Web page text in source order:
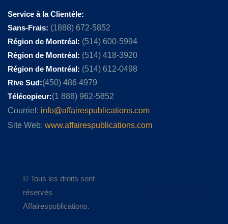
Service à la Clientèle:
Sans-Frais: (1888) 672-5852
Région de Montréal: (514) 600-5994
Région de Montréal: (514) 418-3920
Région de Montréal: (514) 612-0498
Rive Sud:(450) 486 4979
Télécopieur:(1 888) 962-5852
Courriel: info@affairespublications.com
Site Web: www.affairespublications.com
© Tous les droits sont
réservés
Affairespublications.